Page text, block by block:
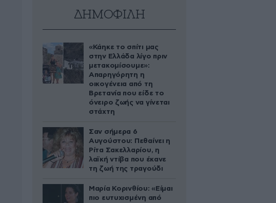
ΔΗΜΟΦΙΛΗ
«Κάηκε το σπίτι μας
στην Ελλάδα λίγο πριν
μετακομίσουμε»:
Απαρηγόρητη η
οικογένεια από τη
Βρετανία που είδε το
όνειρο ζωής να γίνεται
στάχτη
Σαν σήμερα 6
Αυγούστου: Πεθαίνει η
Ρίτα Σακελλαρίου, η
λαϊκή ντίβα που έκανε
τη ζωή της τραγούδι
Μαρία Κορινθίου: «Είμαι
πιο ευτυχισμένη από